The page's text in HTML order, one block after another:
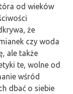
od wieków
że
czy woda
ale także
te, wolne od
wśród
dbać o siebie